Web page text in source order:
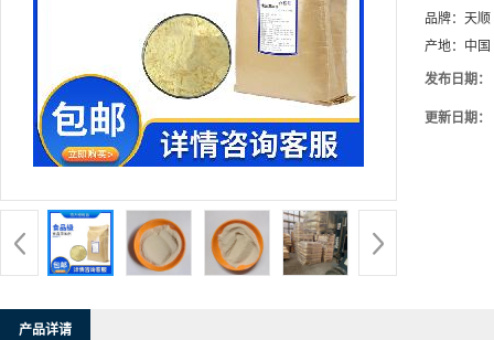
品牌： 天顺
产地： 中
发布日期：
更新日期：
产品详请